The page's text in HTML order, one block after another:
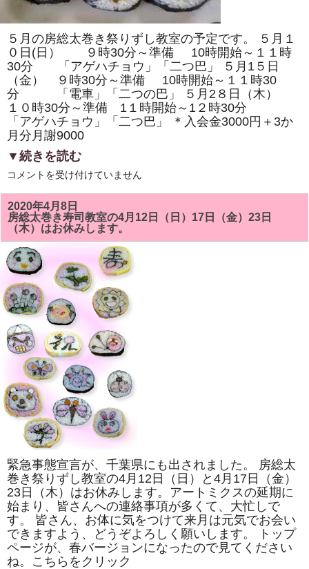
す。
験
教
室
も
あ
り
ま
す
は
５月の房総太巻き祭りずし教室の予定です。 ５月１
０日(日） ９時30分～準備 10時開始～１１時
30分 「アゲハチョウ」「二つ巴」 ５月1５日
（金） ９時30分～準備 10時開始～１１時30
分 「電車」「二つの巴」 ５月2８日（木）
１０時30分～準備 1１時開始～1２時30分
「アゲハチョウ」「二つ巴」 ＊入会金3000円＋3か
月分月謝9000
▼続きを読む
5
の
房
総
太
巻
き
寿
司
教
で
は
「ア
ゲ
ハ
チ
ョ
ウ」
「二
巴」
を
巻
き
す。
コメントを受け付けていません
2020年4月8日
房総太巻き寿司教室の4月12日（日）17日（金）23日
（木）はお休みします。
緊急事態宣言が、千葉県にも出されました。 房総太
巻き祭りずし教室の4月12日（日）と4月17日（金）
23日（木）はお休みします。アートミクスの延期に
始まり、皆さんへの連絡事項が多くて、大忙しで
す。 皆さん、お体に気をつけて来月は元気でお会い
できますよう、どうぞよろしく願いします。 トップ
ページが、春バージョンになったので見てください
ね。こちらをクリック